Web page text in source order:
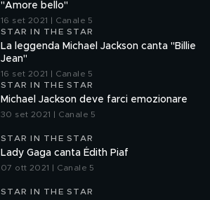
"Amore bello"
16 set 2021 | Canale 5
STAR IN THE STAR
La leggenda Michael Jackson canta "Billie
Jean"
16 set 2021 | Canale 5
STAR IN THE STAR
Michael Jackson deve farci emozionare
30 set 2021 | Canale 5
STAR IN THE STAR
Lady Gaga canta Édith Piaf
07 ott 2021 | Canale 5
STAR IN THE STAR